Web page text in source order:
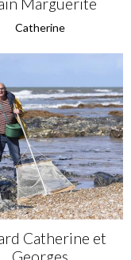
Catherine
Catherine et